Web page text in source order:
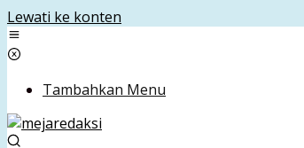
Lewati ke konten
Tambahkan Menu